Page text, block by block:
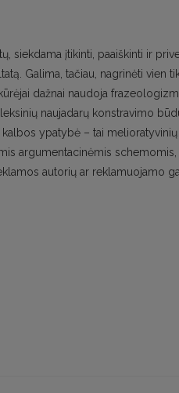
siekdama įtikinti, paaiškinti ir
Galima, tačiau, nagrinėti vien
dažnai naudoja
naujadarų konstravimo
ypatybė – tai
argumentacinėmis
autorių ar reklamuojamo